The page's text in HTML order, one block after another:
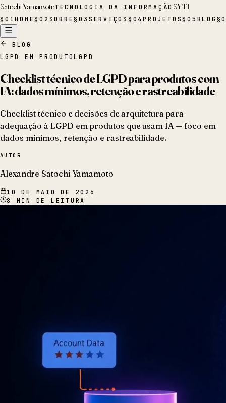
Satochi YamamotoTECNOLOGIA DA INFORMAÇÃOSYTI
§ 01HOME§02 SOBRE§03 SERVIÇOS § 04PROJETOS§05 BLOG §
BLOG
LGPD EM PRODUTOLGPD
Checklist técnico de LGPD para produtos com
IA: dados mínimos, retenção e rastreabilidade
Checklist técnico e decisões de arquitetura para
adequação à LGPD em produtos que usam IA — foco em
dados mínimos, retenção e rastreabilidade.
AUTOR
Alexandre Satochi Yamamoto
10 DE MAIO DE 2026
8
MIN DE LEITURA